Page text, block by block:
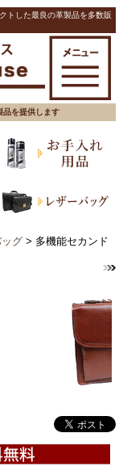
トした最良の革製品を多数販
品を提供します
グ > 多機能セカンド